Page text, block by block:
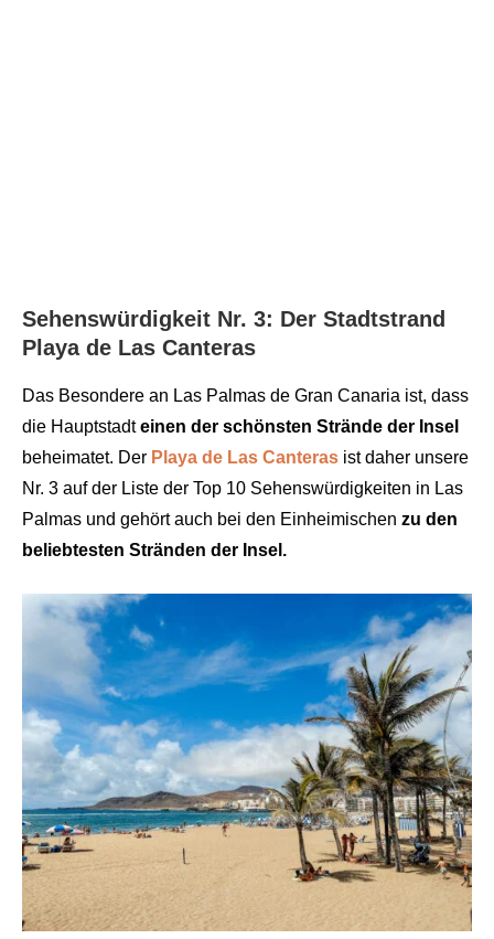
Sehenswürdigkeit Nr. 3: Der Stadtstrand
Playa de Las Canteras
Das Besondere an Las Palmas de Gran Canaria ist, dass
die Hauptstadteinen der schönsten Strände der Insel
beheimatet. Der Playa de Las Canteras ist daher unsere
Nr. 3 auf der Liste der Top 10 Sehenswürdigkeiten in Las
Palmas und gehört auch bei den Einheimischen zu den
beliebtesten Stränden der Insel.